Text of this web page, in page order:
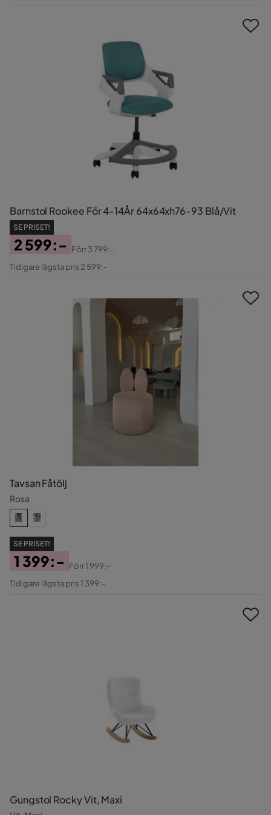
Barnstol Rookee För 4-14År 64x64xh76-93 Blå/Vit
SE PRISET!
Pris
2 599:-
Original
Förr3 799:-
Tidigare lägsta pris 2 599:-
Tavsan Fåtölj
Rosa
SE PRISET!
Pris
1 399:-
Original
Förr1 999:-
Tidigare lägsta pris 1 399:-
Gungstol Rocky Vit, Maxi